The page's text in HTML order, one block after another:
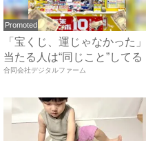
Promoted
「宝くじ、運じゃなかった」
当たる人は“同じこと”してる
合同会社デジタルファーム